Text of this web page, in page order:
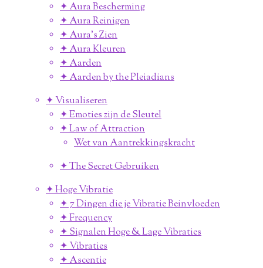
✦ Aura Bescherming
✦ Aura Reinigen
✦ Aura's Zien
✦ Aura Kleuren
✦ Aarden
✦ Aarden by the Pleiadians
✦ Visualiseren
✦ Emoties zijn de Sleutel
✦ Law of Attraction
Wet van Aantrekkingskracht
✦ The Secret Gebruiken
✦ Hoge Vibratie
✦ 7 Dingen die je Vibratie Beinvloeden
✦ Frequency
✦ Signalen Hoge & Lage Vibraties
✦ Vibraties
✦ Ascentie